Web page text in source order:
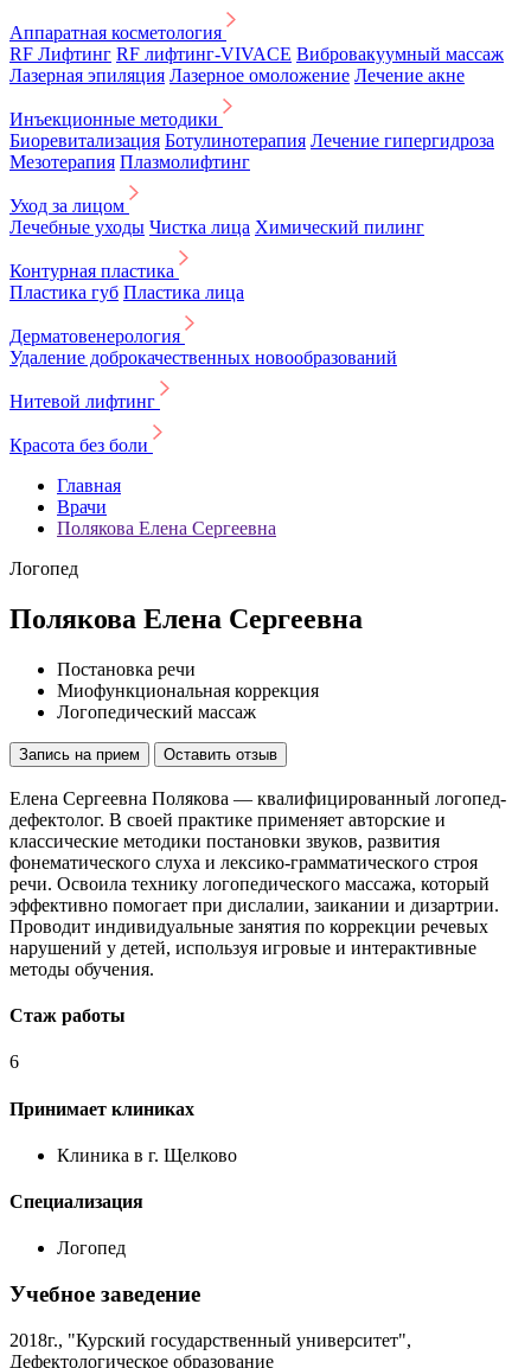
Аппаратная косметология
RF Лифтинг RF лифтинг-VIVACE Вибровакуумный массаж
Лазерная эпиляция Лазерное омоложение Лечение акне
Инъекционные методики
Биоревитализация Ботулинотерапия Лечение гипергидроза
Мезотерапия Плазмолифтинг
Уход за лицом
Лечебные уходы Чистка лица Химический пилинг
Контурная пластика
Пластика губ Пластика лица
Дерматовенерология
Удаление доброкачественных новообразований
Нитевой лифтинг
Красота без боли
Главная
Врачи
Полякова Елена Сергеевна
Логопед
Полякова Елена Сергеевна
Постановка речи
Миофункциональная коррекция
Логопедический массаж
Запись на прием Оставить отзыв
Елена Сергеевна Полякова — квалифицированный логопед-
дефектолог. В своей практике применяет авторские и
классические методики постановки звуков, развития
фонематического слуха и лексико-грамматического строя
речи. Освоила технику логопедического массажа, который
эффективно помогает при дислалии, заикании и дизартрии.
Проводит индивидуальные занятия по коррекции речевых
нарушений у детей, используя игровые и интерактивные
методы обучения.
Стаж работы
6
Принимает клиниках
Клиника в г. Щелково
Специализация
Логопед
Учебное заведение
2018г., "Курский государственный университет",
Дефектологическое образование